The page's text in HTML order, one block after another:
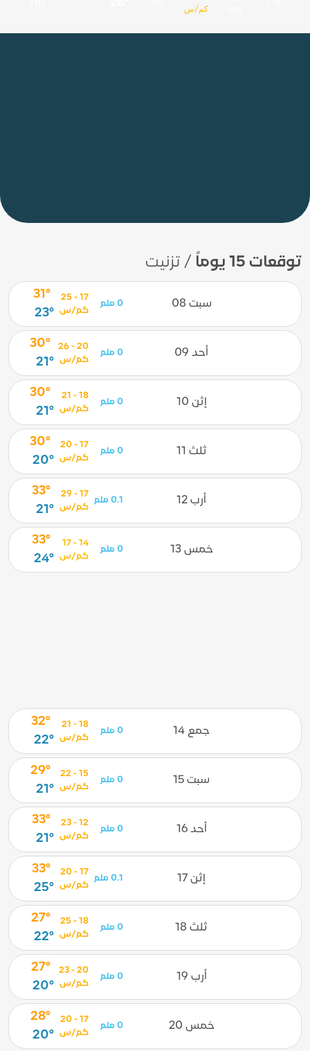
كم/س
توقعات 15 يوماً / تزنيت
سبت 08 0 ملم
17 - 25
كم/س
31°
23°
أحد 09 0 ملم
20 - 26
كم/س
30°
21°
إثن 10 0 ملم
18 - 21
كم/س
30°
21°
ثلث 11 0 ملم
17 - 20
كم/س
30°
20°
أرب 12 0.1 ملم
17 - 29
كم/س
33°
21°
خمس 13 0 ملم
14 - 17
كم/س
33°
24°
جمع 14 0 ملم
18 - 21
كم/س
32°
22°
سبت 15 0 ملم
15 - 22
كم/س
29°
21°
أحد 16 0 ملم
12 - 23
كم/س
33°
21°
إثن 17 0.1 ملم
17 - 20
كم/س
33°
25°
ثلث 18 0 ملم
18 - 25
كم/س
27°
22°
أرب 19 0 ملم
20 - 23
كم/س
27°
20°
خمس 20 0 ملم
17 - 20
كم/س
28°
20°